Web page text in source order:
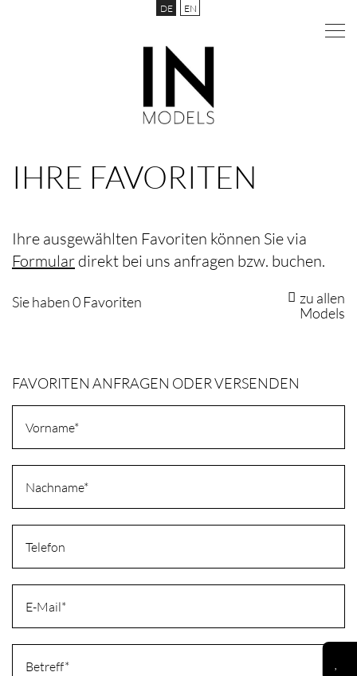
DE EN
IHRE FAVORITEN
Ihre ausgewählten Favoriten können Sie via
Formulardirekt bei uns anfragen bzw. buchen.
Sie haben0Favoriten
zu allen
Models
FAVORITEN ANFRAGEN ODER VERSENDEN
Vorname
Nachname
Telefon
E-Mail
Betreff